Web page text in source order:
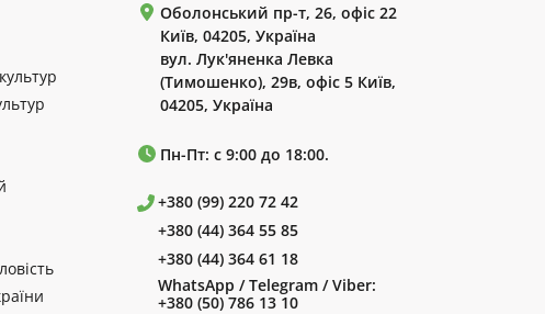
Оболонський пр-т, 26, офіс 22
Київ, 04205, Україна
вул. Лук'яненка Левка
(Тимошенко), 29в, офіс 5 Київ,
04205, Україна
Пн-Пт: с 9:00 до 18:00.
+380 (99) 220 72 42
+380 (44) 364 55 85
+380 (44) 364 61 18
WhatsApp / Telegram / Viber:
+380 (50) 786 13 10